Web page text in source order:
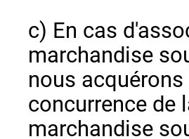
c) En cas
marchandise
nous
concurrence de
marchandise